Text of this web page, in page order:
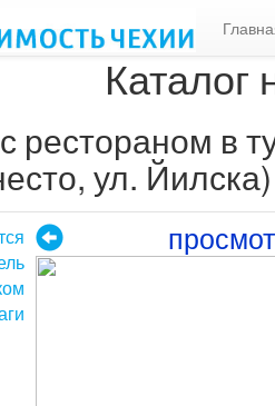
Каталог
рестораном в
ул. Йилска)